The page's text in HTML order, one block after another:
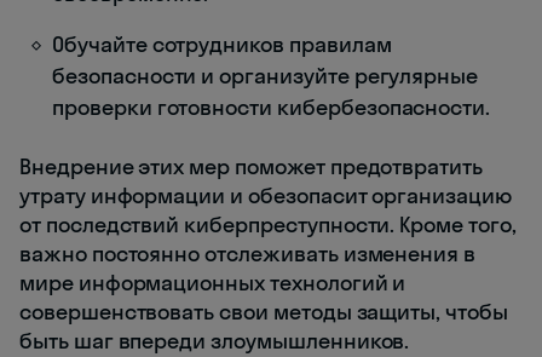
Обучайте сотрудников правилам
безопасности и организуйте регулярные
проверки готовности кибербезопасности.
Внедрение этих мер поможет предотвратить
утрату информации и обезопасит организацию
от последствий киберпреступности. Кроме того,
важно постоянно отслеживать изменения в
мире информационных технологий и
совершенствовать свои методы защиты, чтобы
быть шаг впереди злоумышленников.